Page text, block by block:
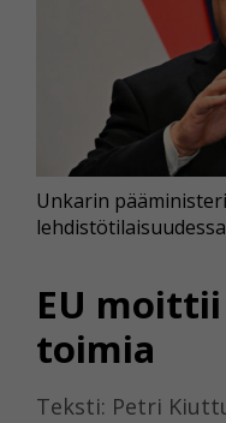
EU
toimia
Teksti: Petri
Unkarin